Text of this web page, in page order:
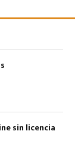
sin licencia